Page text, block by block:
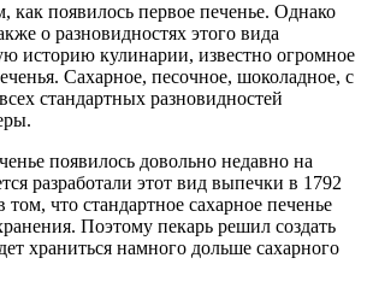
как появилось первое печенье. Однако
о разновидностях этого вида
историю кулинарии, известно огромное
Сахарное, песочное, шоколадное, с
стандартных разновидностей
появилось довольно недавно на
разработали этот вид выпечки в 1792
что стандартное сахарное печенье
Поэтому пекарь решил создать
храниться намного дольше сахарного